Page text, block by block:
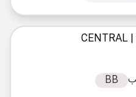
| CENTRAL
BB